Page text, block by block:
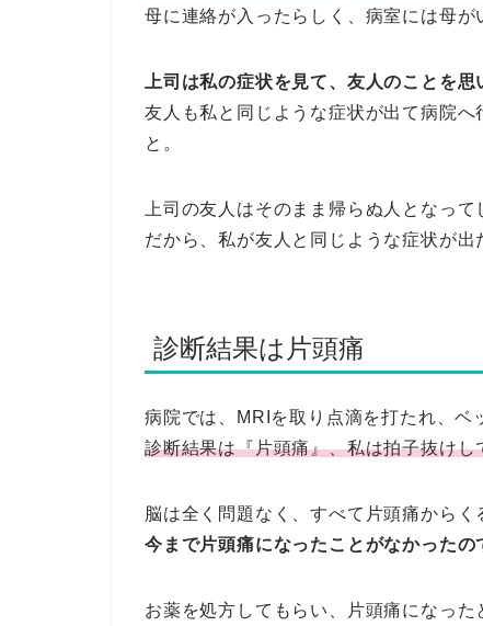
母に連絡が入ったらしく、病室には母が
上司は私の症状を見て、友人のことを思
友人も私と同じような症状が出て病院
と。
上司の友人はそのまま帰らぬ人となっ
だから、私が友人と同じような症状が出
診断結果は片頭痛
病院では、MRIを取り点滴を打たれ、ベ
診断結果は『片頭痛』、私は拍子抜けし
脳は全く問題なく、すべて片頭痛からく
今まで片頭痛になったことがなかったの
お薬を処方してもらい、片頭痛になった